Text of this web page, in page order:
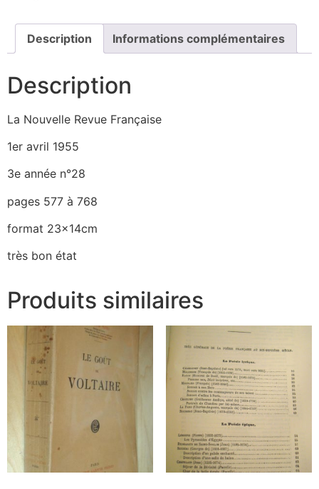
Description Informations complémentaires
Description
La Nouvelle Revue Française
1er avril 1955
3e année n°28
pages 577 à 768
format 23x14cm
très bon état
Produits similaires